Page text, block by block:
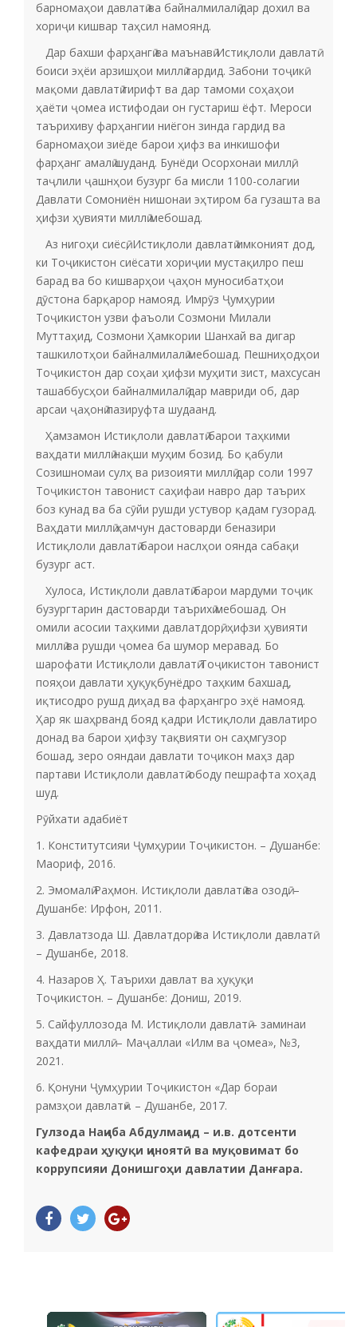
барномаҳои давлатӣ ва байналмилалӣ дар дохил ва
хориҷи кишвар таҳсил намоянд.
Дар бахши фарҳангӣ ва маънавӣ Истиқлоли давлатӣ
боиси эҳёи арзишҳои миллӣ гардид. Забони тоҷикӣ
мақоми давлатӣ гирифт ва дар тамоми соҳаҳои
ҳаёти ҷомеа истифодаи он густариш ёфт. Мероси
таърихиву фарҳангии ниёгон зинда гардид ва
барномаҳои зиёде барои ҳифз ва инкишофи
фарҳанг амалӣ шуданд. Бунёди Осорхонаи миллӣ,
таҷлили ҷашнҳои бузург ба мисли 1100-солагии
Давлати Сомониён нишонаи эҳтиром ба гузашта ва
ҳифзи ҳувияти миллӣ мебошад.
Аз нигоҳи сиёсӣ, Истиқлоли давлатӣ имконият дод,
ки Тоҷикистон сиёсати хориҷии мустақилро пеш
барад ва бо кишварҳои ҷаҳон муносибатҳои
дӯстона барқарор намояд. Имрӯз Ҷумҳурии
Тоҷикистон узви фаъоли Созмони Милали
Муттаҳид, Созмони Ҳамкории Шанхай ва дигар
ташкилотҳои байналмилалӣ мебошад. Пешниҳодҳои
Тоҷикистон дар соҳаи ҳифзи муҳити зист, махсусан
ташаббусҳои байналмилалӣ дар мавриди об, дар
арсаи ҷаҳонӣ пазируфта шудаанд.
Ҳамзамон Истиқлоли давлатӣ барои таҳкими
ваҳдати миллӣ нақши муҳим бозид. Бо қабули
Созишномаи сулҳ ва ризоияти миллӣ дар соли 1997
Тоҷикистон тавонист саҳифаи навро дар таърих
боз кунад ва ба сӯйи рушди устувор қадам гузорад.
Ваҳдати миллӣ ҳамчун дастоварди беназири
Истиқлоли давлатӣ барои наслҳои оянда сабақи
бузург аст.
Хулоса, Истиқлоли давлатӣ барои мардуми тоҷик
бузургтарин дастоварди таърихӣ мебошад. Он
омили асосии таҳкими давлатдорӣ, ҳифзи ҳувияти
миллӣ ва рушди ҷомеа ба шумор меравад. Бо
шарофати Истиқлоли давлатӣ Тоҷикистон тавонист
пояҳои давлати ҳуқуқбунёдро таҳким бахшад,
иқтисодро рушд диҳад ва фарҳангро эҳё намояд.
Ҳар як шаҳрванд бояд қадри Истиқлоли давлатиро
донад ва барои ҳифзу тақвияти он саҳмгузор
бошад, зеро ояндаи давлати тоҷикон маҳз дар
партави Истиқлоли давлатӣ ободу пешрафта хоҳад
шуд.
Рӯйхати адабиёт
1. Конститутсияи Ҷумҳурии Тоҷикистон. – Душанбе:
Маориф, 2016.
2. Эмомалӣ Раҳмон. Истиқлоли давлатӣ ва озодӣ. –
Душанбе: Ирфон, 2011.
3. Давлатзода Ш. Давлатдорӣ ва Истиқлоли давлатӣ.
– Душанбе, 2018.
4. Назаров Ҳ. Таърихи давлат ва ҳуқуқи
Тоҷикистон. – Душанбе: Дониш, 2019.
5. Сайфуллозода М. Истиқлоли давлатӣ – заминаи
ваҳдати миллӣ. – Маҷаллаи «Илм ва ҷомеа», №3,
2021.
6. Қонуни Ҷумҳурии Тоҷикистон «Дар бораи
рамзҳои давлатӣ». – Душанбе, 2017.
Гулзода Наҷиба Абдулмаҷид – и.в. дотсенти
кафедраи ҳуқуқи ҷиноятӣ ва муқовимат бо
коррупсияи Донишгоҳи давлатии Данғара.